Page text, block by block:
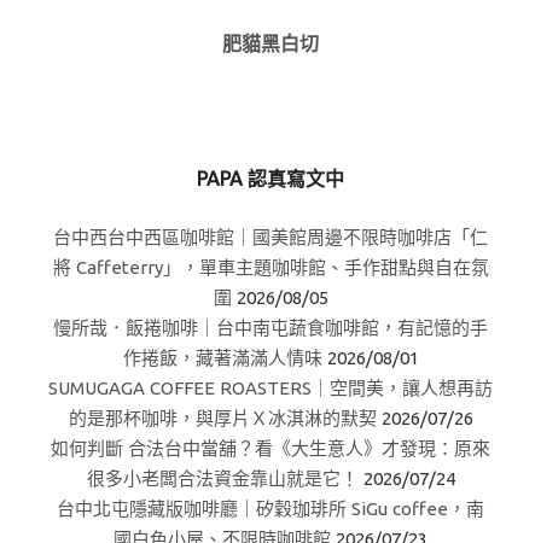
肥貓黑白切
PAPA 認真寫文中
台中西台中西區咖啡館｜國美館周邊不限時咖啡店「仁
將 Caffeterry」，單車主題咖啡館、手作甜點與自在氛
圍 2026/08/05
慢所哉．飯捲咖啡｜台中南屯蔬食咖啡館，有記憶的手
作捲飯，藏著滿滿人情味 2026/08/01
SUMUGAGA COFFEE ROASTERS｜空間美，讓人想再訪
的是那杯咖啡，與厚片Ｘ冰淇淋的默契 2026/07/26
如何判斷 合法台中當舖？看《大生意人》才發現：原來
很多小老闆合法資金靠山就是它！
2026/07/24
台中北屯隱藏版咖啡廳｜矽穀珈琲所 SiGu coffee，南
國白色小屋、不限時咖啡館 2026/07/23